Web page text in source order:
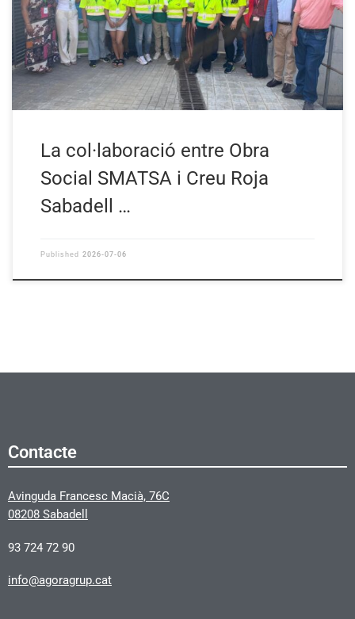
La col·laboració entre Obra
Social SMATSA i Creu Roja
Sabadell …
Published 2026-07-06
Contacte
Avinguda Francesc Macià, 76C
08208 Sabadell
93 724 72 90
info@agoragrup.cat